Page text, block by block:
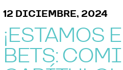
12 DICIEMBRE, 2024
¡ESTAMOS
BETS: